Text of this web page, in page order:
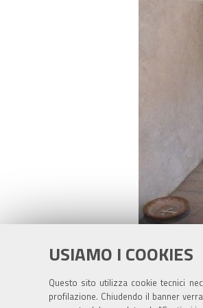
USIAMO I COOKIES
Questo sito utilizza cookie tecnici
profilazione. Chiudendo il banner
Clicca
per